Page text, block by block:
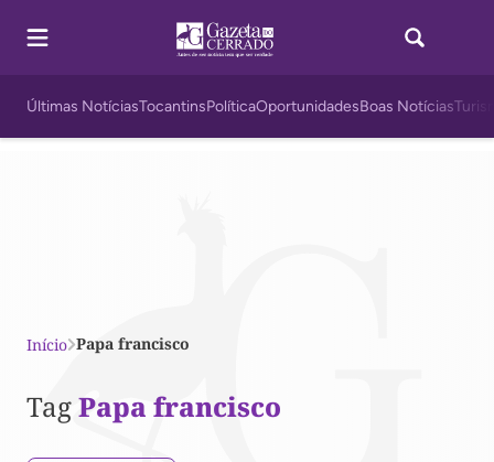
Últimas NotíciasTocantinsPolíticaOportunidadesBoas Notícias
Início Papa francisco
TagPapa francisco